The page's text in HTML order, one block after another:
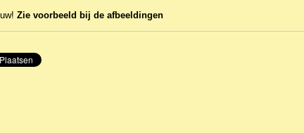
Zie voorbeeld bij de afbeeldingen